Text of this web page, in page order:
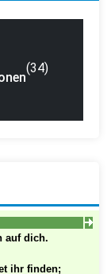
(34)